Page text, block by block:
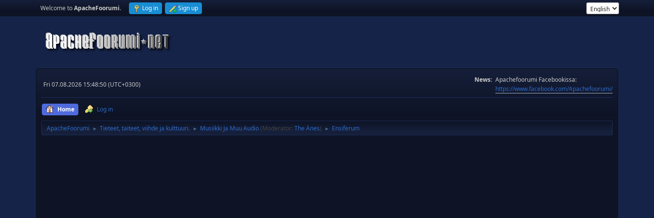
Welcome toApacheFoorumi. Log in Sign up
Fri 07.08.2026 15:48:50 (UTC+0300)
News: Apachefoorumi Facebookissa:
https://www.facebook.com/Apachefoorumi/
Home Log in
ApacheFoorumi ► Tieteet, taiteet, viihde ja kulttuuri. ► Musiikki Ja Muu Audio(Moderator: The Änes) ► Ensiferum